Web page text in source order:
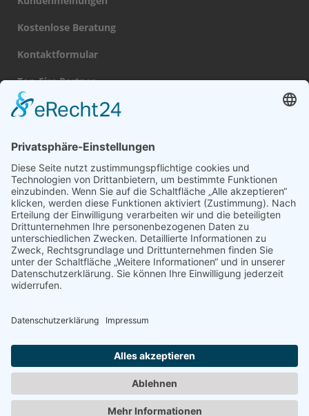
Kostenlose Beratung
Kontaktformular
Top-Fire Partner
Datenschutz
Navigation
Gas Kamin
Kamintüren auf Maß
Kaminöfen / Pelletöfen
Kamineinsatz
Broschüre